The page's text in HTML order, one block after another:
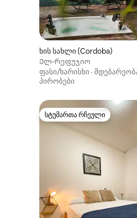
ხის სახლი (Cordoba)
Ელ-რეფუჯიო
ფასი/ხარისხი ·
პირობები
სტუმართა რჩეული
სტუმართა რჩეული